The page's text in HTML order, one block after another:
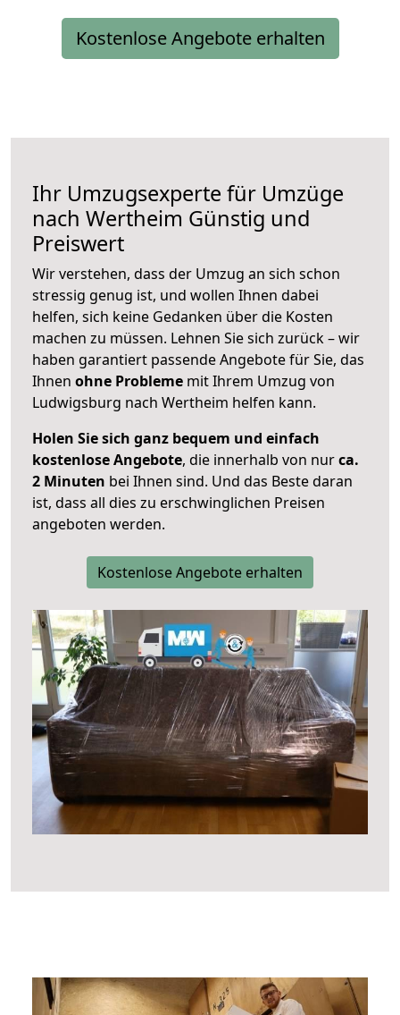
Kostenlose Angebote erhalten
Ihr Umzugsexperte für Umzüge
nach Wertheim Günstig und
Preiswert
Wir verstehen, dass der Umzug an sich schon
stressig genug ist, und wollen Ihnen dabei
helfen, sich keine Gedanken über die Kosten
machen zu müssen. Lehnen Sie sich zurück – wir
haben garantiert passende Angebote für Sie, das
Ihnen ohne Probleme mit Ihrem Umzug von
Ludwigsburg nach Wertheim helfen kann.
Holen Sie sich ganz bequem und einfach
kostenlose Angebote, die innerhalb von nurca.
2 Minuten bei Ihnen sind. Und das Beste daran
ist, dass all dies zu erschwinglichen Preisen
angeboten werden.
Kostenlose Angebote erhalten